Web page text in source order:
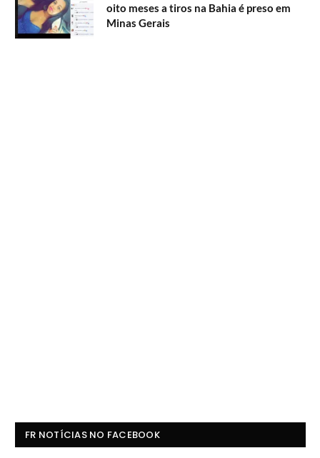
oito meses a tiros na Bahia é preso em
Minas Gerais
FR NOTÍCIAS NO FACEBOOK